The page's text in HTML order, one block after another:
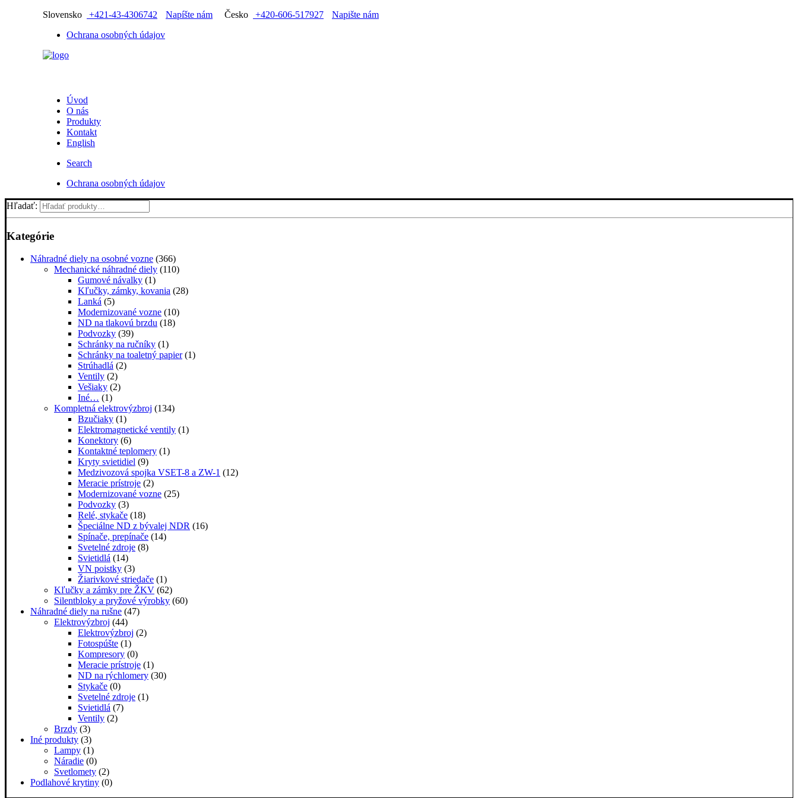
Slovensko +421-43-4306742 Napíšte nám Česko +420-606-517927
Napište nám
Ochrana osobných údajov
Úvod
O nás
Produkty
Kontakt
English
Search
Ochrana osobných údajov
Hľadať:
Kategórie
Náhradné diely na osobné vozne (366)
Mechanické náhradné diely (110)
Gumové návalky (1)
Kľučky, zámky, kovania (28)
Lanká (5)
Modernizované vozne (10)
ND na tlakovú brzdu (18)
Podvozky (39)
Schránky na ručníky (1)
Schránky na toaletný papier (1)
Strúhadlá (2)
Ventily (2)
Vešiaky (2)
Iné… (1)
Kompletná elektrovýzbroj (134)
Bzučiaky (1)
Elektromagnetické ventily (1)
Konektory (6)
Kontaktné teplomery (1)
Kryty svietidiel (9)
Medzivozová spojka VSET-8 a ZW-1 (12)
Meracie prístroje (2)
Modernizované vozne (25)
Podvozky (3)
Relé, stykače (18)
Špeciálne ND z bývalej NDR (16)
Spínače, prepínače (14)
Svetelné zdroje (8)
Svietidlá (14)
VN poistky (3)
Žiarivkové striedače (1)
Kľučky a zámky pre ŽKV (62)
Silentbloky a pryžové výrobky (60)
Náhradné diely na rušne (47)
Elektrovýzbroj (44)
Elektrovýzbroj (2)
Fotospúšte (1)
Kompresory (0)
Meracie prístroje (1)
ND na rýchlomery (30)
Stykače (0)
Svetelné zdroje (1)
Svietidlá (7)
Ventily (2)
Brzdy (3)
Iné produkty (3)
Lampy (1)
Náradie (0)
Svetlomety (2)
Podlahové krytiny (0)